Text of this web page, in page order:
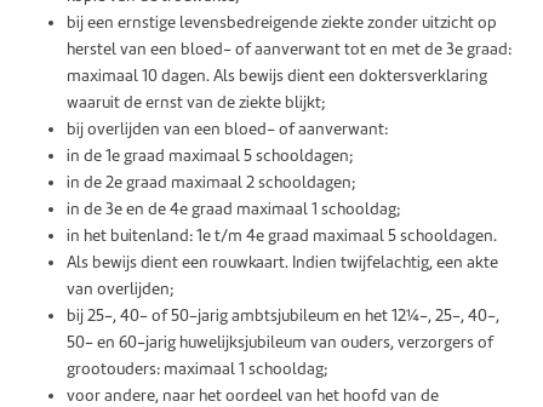
bij een ernstige levensbedreigende ziekte zonder uitzicht op
herstel van een bloed- of aanverwant tot en met de 3e graad:
maximaal 10 dagen. Als bewijs dient een doktersverklaring
waaruit de ernst van de ziekte blijkt;
bij overlijden van een bloed- of aanverwant:
in de 1e graad maximaal 5 schooldagen;
in de 2e graad maximaal 2 schooldagen;
in de 3e en de 4e graad maximaal 1 schooldag;
in het buitenland: 1e t/m 4e graad maximaal 5 schooldagen.
Als bewijs dient een rouwkaart. Indien twijfelachtig, een akte
van overlijden;
bij 25-, 40- of 50-jarig ambtsjubileum en het 12½-, 25-, 40-,
50- en 60-jarig huwelijksjubileum van ouders, verzorgers of
grootouders: maximaal 1 schooldag;
voor andere, naar het oordeel van het hoofd van de